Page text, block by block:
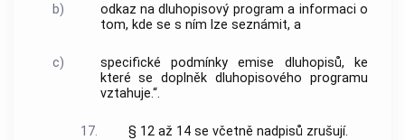
b)
odkaz na dluhopisový program a informaci o
tom, kde se s ním lze seznámit, a
c)
specifické podmínky emise dluhopisů, ke
které se doplněk dluhopisového programu
vztahuje.“.
17.
§ 12 až 14 se včetně nadpisů zrušují.